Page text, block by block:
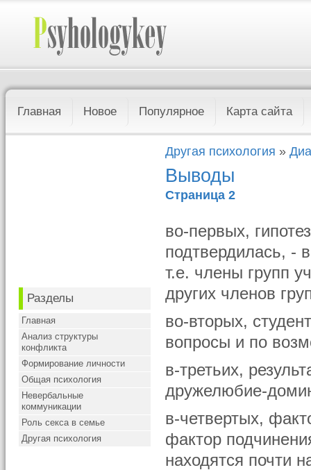
Главная Новое Популярное Карта сайта
Разделы
Главная
Анализ структуры
конфликта
Формирование личности
Общая психология
Невербальные
коммуникации
Роль секса в семье
Другая психология
Другая психология »
Выводы
Страница 2
во-первых,
подтвердилась, -
т.е. члены групп
других членов
во-вторых,
вопросы и по
в-третьих,
дружелюбие-
в-четвертых,
фактор
находятся почти